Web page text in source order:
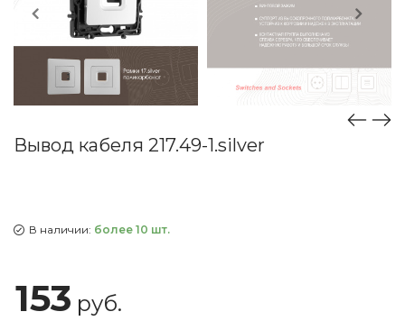
Вывод кабеля 217.49-1.silver
В наличии: более 10 шт.
153 руб.